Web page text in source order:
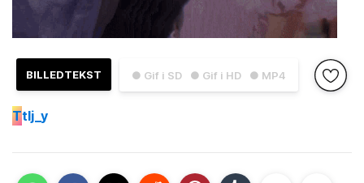
● Gif i SD ● Gif i HD ● MP4
BILLEDTEKST
Ttlj_y